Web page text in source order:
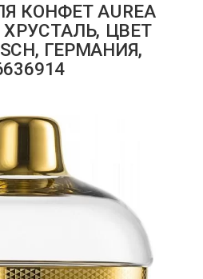
КОНФЕТ AUREA
ХРУСТАЛЬ, ЦВЕТ
ГЕРМАНИЯ,